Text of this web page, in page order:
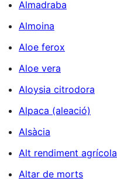
Almadraba
Almoina
Aloe ferox
Aloe vera
Aloysia citrodora
Alpaca (aleació)
Alsàcia
Alt rendiment agrícola
Altar de morts